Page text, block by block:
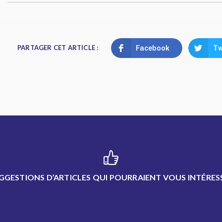
PARTAGER CET ARTICLE : Facebook
D’ARTICLES QUI POURRAIENT VOUS